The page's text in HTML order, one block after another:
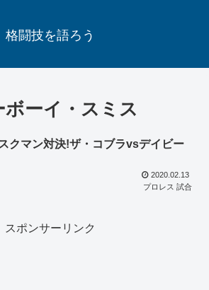
格闘技を語ろう
ーイ・スミス
クマン対決!ザ・コブラvsデイビー
2020.02.13
プロレス 試合
スポンサーリンク